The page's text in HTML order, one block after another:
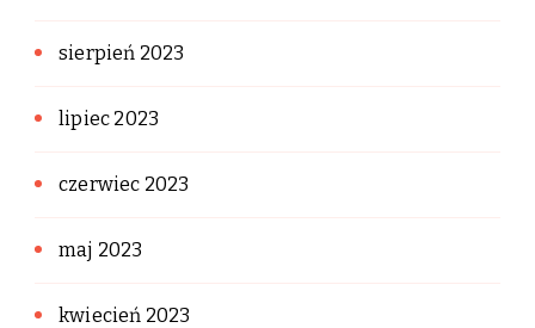
sierpień 2023
lipiec 2023
czerwiec 2023
maj 2023
kwiecień 2023